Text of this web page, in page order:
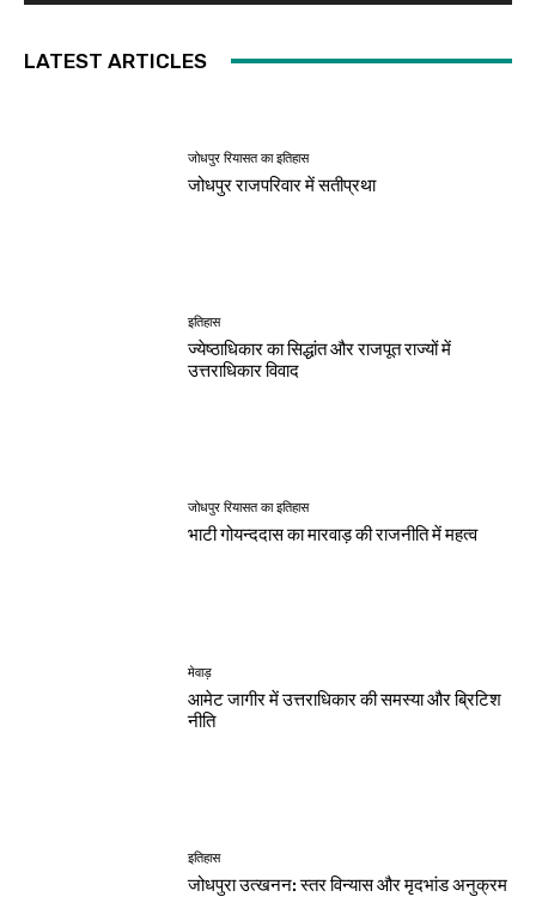
LATEST ARTICLES
जोधपुर रियासत का इतिहास
जोधपुर राजपरिवार में सतीप्रथा
इतिहास
ज्येष्ठाधिकार का सिद्धांत और राजपूत राज्यों में
उत्तराधिकार विवाद
जोधपुर रियासत का इतिहास
भाटी गोयन्ददास का मारवाड़ की राजनीति में महत्व
मेवाड़
आमेट जागीर में उत्तराधिकार की समस्या और ब्रिटिश
नीति
इतिहास
जोधपुरा उत्खनन: स्तर विन्यास और मृदभांड अनुक्रम